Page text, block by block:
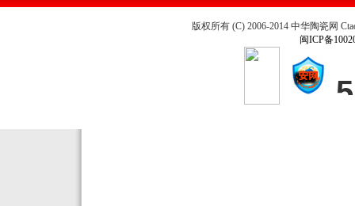
版权所有 (C) 2006-2014 中华陶瓷网
闽ICP备